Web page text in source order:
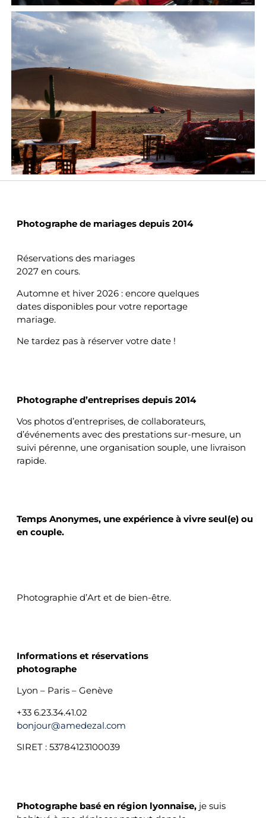
Photographe de mariages depuis 2014
Réservations des mariages
2027 en cours.
Automne et hiver 2026 : encore quelques
dates disponibles pour votre reportage
mariage.
Ne tardez pas à réserver votre date !
Photographe d’entreprises depuis 2014
Vos photos d’entreprises, de collaborateurs,
d’événements avec des prestations sur-mesure, un
suivi pérenne, une organisation souple, une livraison
rapide.
Temps Anonymes, une expérience à vivre seul(e) ou
en couple.
Photographie d’Art et de bien-être.
Informations et réservations
photographe
Lyon – Paris – Genève
+33 6.23.34.41.02
bonjour@amedezal.com
SIRET : 53784123100039
Photographe basé en région lyonnaise,je suis